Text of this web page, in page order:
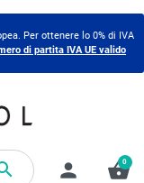
Per ottenere lo 0% di IVA
di partita IVA UE valido
person shopping_basket
0